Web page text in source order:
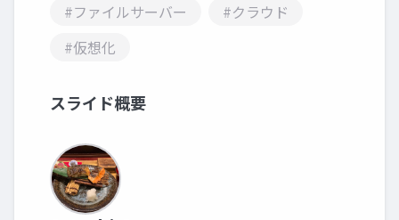
#ファイルサーバー
#クラウド
#仮想化
スライド概要